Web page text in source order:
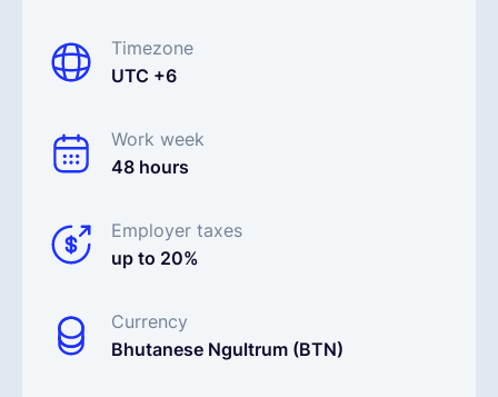
Timezone
UTC +6
Work week
48 hours
Employer taxes
up to 20%
Currency
Bhutanese Ngultrum (BTN)